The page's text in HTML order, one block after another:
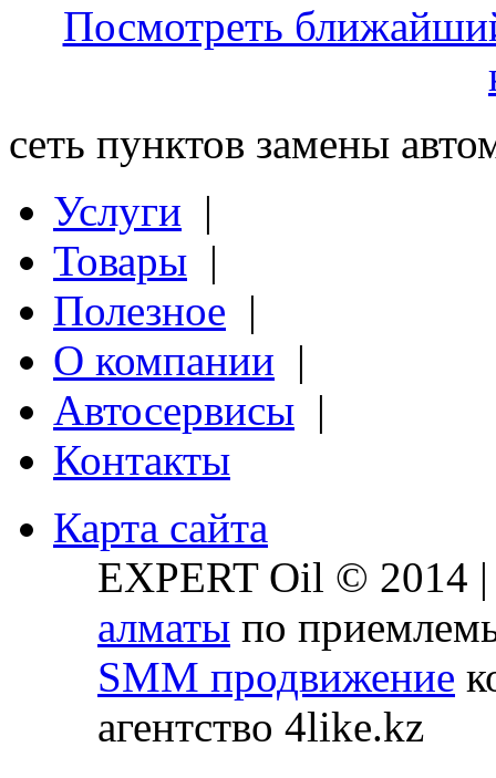
Посмотреть
сеть пунктов замены
Услуги |
Товары |
Полезное |
О компании |
Автосервисы |
Контакты
Карта сайта
EXPERT Oil © 2014
алматы по
SMM продвижение
агентство 4like.kz